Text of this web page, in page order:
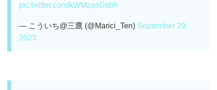
pic.twitter.com/kWMzqeDsbh
— こういち@三鷹 (@Marici_Ten) September 29,
2023